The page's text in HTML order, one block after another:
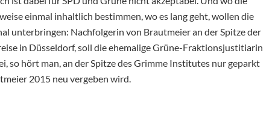
einmal inhaltlich bestimmen, wo es lang geht, wollen die
unterbringen: Nachfolgerin von Brautmeier an der Spitze der
in Düsseldorf, soll die ehemalige Grüne-Fraktionsjustitiarin
so hört man, an der Spitze des Grimme Institutes nur geparkt
2015 neu vergeben wird.